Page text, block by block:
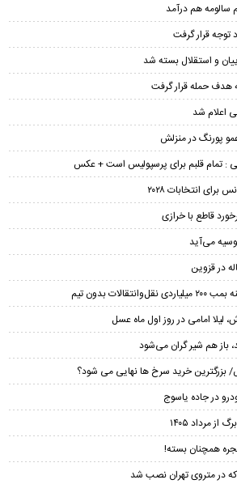
هم درآمد
توجه قرار گرفت
و استقلال بسته شد
هدف حمله قرار گرفت
اعلام شد
پورنگ در منزلش
: تمام قلبم برای پرسپولیس است + عکس
انتخابات ۲۰۲۸
قاطع با خرازی
می‌آید
بدون تیم
امامی در روز اول ماه عسل
باز هم شیر گران می‌شود
بزرگترین خرید سرخ ها نهایی می شود؟
مرداد ۱۴۰۵
همچنان بسته!
در متروی تهران نصب شد